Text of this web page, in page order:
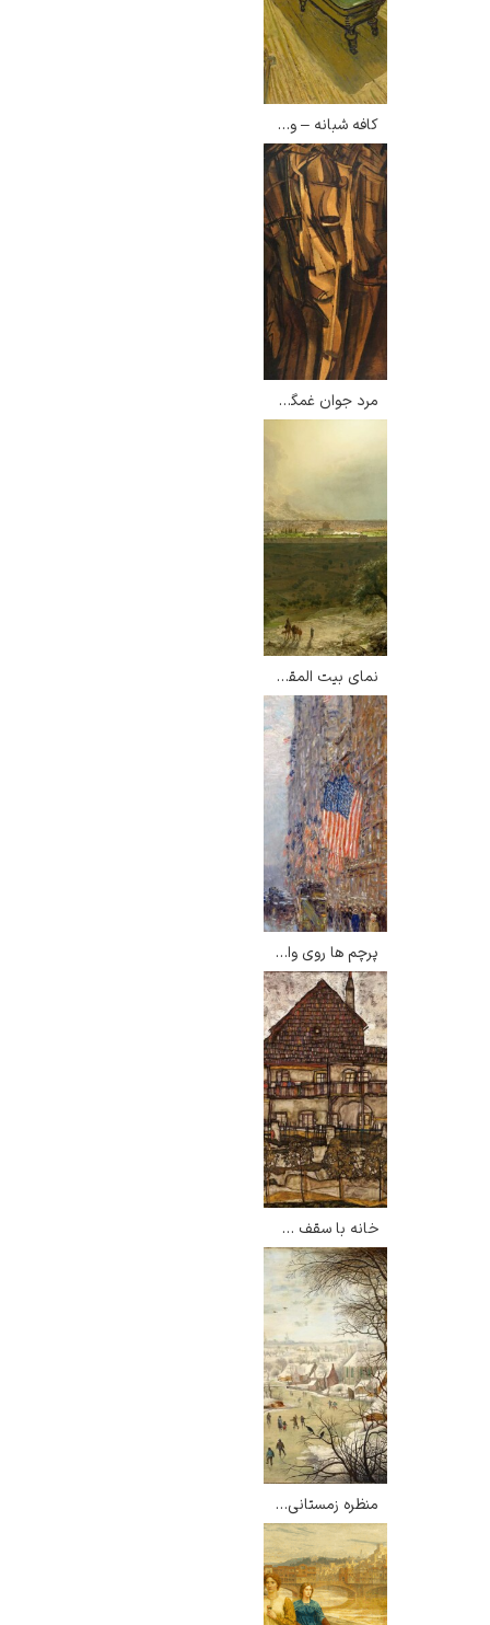
کافه شبانه – ونسان ون گوگ
مرد جوان غمگین در قطار – مارسل دوشان
نمای بیت المقدس از کوه زیتون – فردریک ادوین چرچ
پرچم ها روی والدورف – چایلد هسام
خانه با سقف شینگل – اگون شیله
منظره زمستانی با تله پرنده – پیتر بروگل جوان